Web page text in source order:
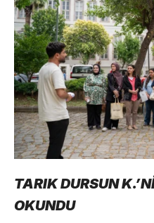
TARIK DURSUN
OKUNDU